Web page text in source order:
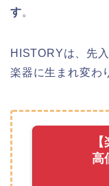
す。
HISTORYは、先
楽器に生まれ変わ
高